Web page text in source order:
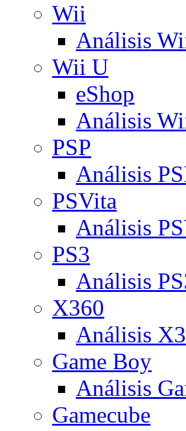
Wii
Análisis
Wii U
eShop
Análisis
PSP
Análisis
PSVita
Análisis
PS3
Análisis
X360
Análisis
Game Boy
Análisis
Gamecube